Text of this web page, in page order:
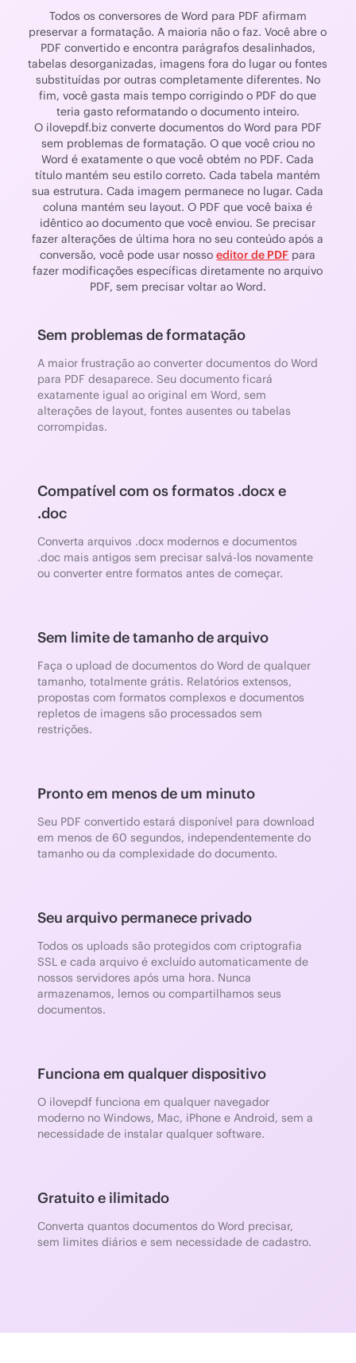
Todos os conversores de Word para PDF afirmam
preservar a formatação. A maioria não o faz. Você abre o
PDF convertido e encontra parágrafos desalinhados,
tabelas desorganizadas, imagens fora do lugar ou fontes
substituídas por outras completamente diferentes. No
fim, você gasta mais tempo corrigindo o PDF do que
teria gasto reformatando o documento inteiro.
O ilovepdf.biz converte documentos do Word para PDF
sem problemas de formatação. O que você criou no
Word é exatamente o que você obtém no PDF. Cada
título mantém seu estilo correto. Cada tabela mantém
sua estrutura. Cada imagem permanece no lugar. Cada
coluna mantém seu layout. O PDF que você baixa é
idêntico ao documento que você enviou. Se precisar
fazer alterações de última hora no seu conteúdo após a
conversão, você pode usar nossoeditor de PDF para
fazer modificações específicas diretamente no arquivo
PDF, sem precisar voltar ao Word.
Sem problemas de formatação
A maior frustração ao converter documentos do Word
para PDF desaparece. Seu documento ficará
exatamente igual ao original em Word, sem
alterações de layout, fontes ausentes ou tabelas
corrompidas.
Compatível com os formatos .docx e
.doc
Converta arquivos .docx modernos e documentos
.doc mais antigos sem precisar salvá-los novamente
ou converter entre formatos antes de começar.
Sem limite de tamanho de arquivo
Faça o upload de documentos do Word de qualquer
tamanho, totalmente grátis. Relatórios extensos,
propostas com formatos complexos e documentos
repletos de imagens são processados sem
restrições.
Pronto em menos de um minuto
Seu PDF convertido estará disponível para download
em menos de 60 segundos, independentemente do
tamanho ou da complexidade do documento.
Seu arquivo permanece privado
Todos os uploads são protegidos com criptografia
SSL e cada arquivo é excluído automaticamente de
nossos servidores após uma hora. Nunca
armazenamos, lemos ou compartilhamos seus
documentos.
Funciona em qualquer dispositivo
O ilovepdf funciona em qualquer navegador
moderno no Windows, Mac, iPhone e Android, sem a
necessidade de instalar qualquer software.
Gratuito e ilimitado
Converta quantos documentos do Word precisar,
sem limites diários e sem necessidade de cadastro.